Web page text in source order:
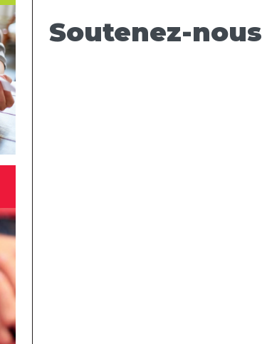
Soutenez-nous